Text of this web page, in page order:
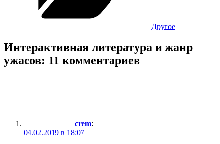
Другое
Интерактивная литература и жанр
ужасов: 11 комментариев
crem:
04.02.2019 в 18:07